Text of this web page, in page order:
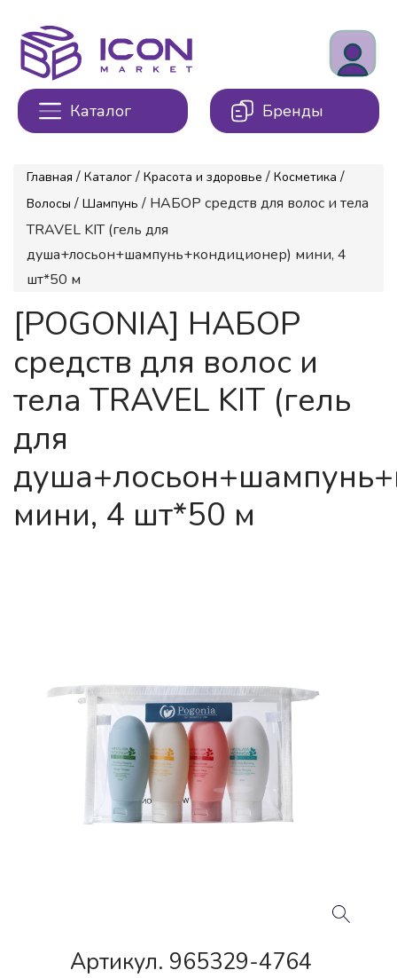
Каталог Бренды
Главная / Каталог / Красота и здоровье / Косметика /
Волосы / Шампунь / НАБОР средств для волос и тела
TRAVEL KIT (гель для
душа+лосьон+шампунь+кондиционер) мини, 4
шт*50 м
[POGONIA] НАБОР
средств для волос и
тела TRAVEL KIT (гель
для
мини, 4 шт*50 м
Артикул. 965329-4764